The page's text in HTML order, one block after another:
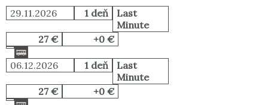
29.11.2026 1 deň
Last
Minute
27 €
+0 €
06.12.2026 1 deň
Last
Minute
27 €
+0 €